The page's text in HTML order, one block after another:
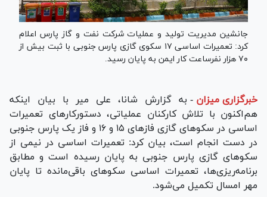
جانشین مدیریت تولید و عملیات شرکت نفت و گاز پارس اعلام
کرد: تعمیرات اساسی ۱۷ سکوی گازی پارس جنوبی با ثبت بیش از
۷۰ هزار نفرساعت کار ایمن به پایان رسید.
خبرگزاری میزان - به گزارش شانا، علی میر با بیان اینکه
هم‌اکنون با تلاش کارکنان عملیاتی، دستورکار‌های تعمیرات
اساسی در سکو‌های گازی فاز‌های ۱۵ و ۱۶ و فاز یک پارس جنوبی
در دست انجام است، بیان کرد: تعمیرات اساسی در نیمی از
سکو‌های گازی پارس جنوبی به پایان رسیده است و مطابق
برنامه‌ریزی‌ها، تعمیرات اساسی سکو‌های باقی‌مانده تا پایان
مهر امسال تکمیل می‌شود.